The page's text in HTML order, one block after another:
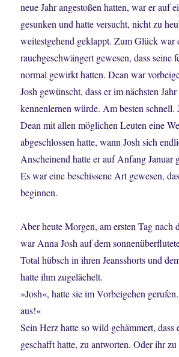
neue Jahr angestoßen hatten, war er auf
gesunken und hatte versucht, nicht zu
weitestgehend geklappt. Zum Glück war
rauchgeschwängert gewesen, dass seine
normal gewirkt hatten. Dean war
Josh gewünscht, dass er im nächsten
kennenlernen würde. Am besten schnell.
Dean mit allen möglichen Leuten eine
abgeschlossen hatte, wann Josh sich
Anscheinend hatte er auf Anfang Januar
Es war eine beschissene Art gewesen,
beginnen.
Aber heute Morgen, am ersten Tag nach
war Anna Josh auf dem
Total hübsch in ihren Jeansshorts und
hatte ihm zugelächelt.
»Josh«, hatte sie im Vorbeigehen
aus!«
Sein Herz hatte so wild gehämmert, dass
geschafft hatte, zu antworten. Oder ihr zu